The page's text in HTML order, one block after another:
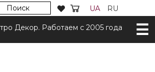
Поиск UA RU
Декор. Работаем с 2005 года